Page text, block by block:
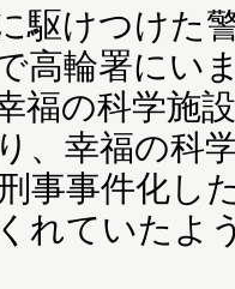
駆けつけた
高輪署にい
福の科学施
、幸福の科
事事件化し
れていたよ